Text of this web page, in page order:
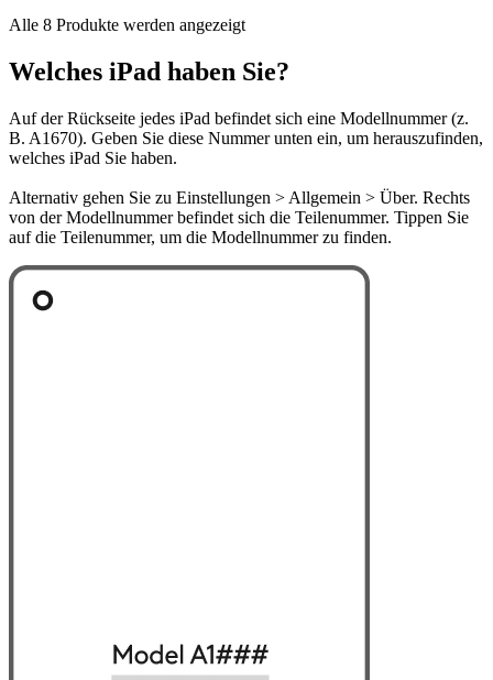
Alle 8 Produkte werden angezeigt
Welches iPad haben Sie?
Auf der Rückseite jedes iPad befindet sich eine Modellnummer (z.
B. A1670). Geben Sie diese Nummer unten ein, um herauszufinden,
welches iPad Sie haben.
Alternativ gehen Sie zu Einstellungen > Allgemein > Über. Rechts
von der Modellnummer befindet sich die Teilenummer. Tippen Sie
auf die Teilenummer, um die Modellnummer zu finden.